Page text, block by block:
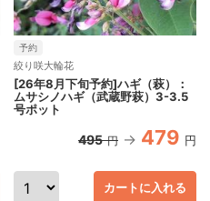
予約
絞り咲大輪花
[26年8月下旬予約]ハギ（萩）：
ムサシノハギ（武蔵野萩）3-3.5
号ポット
495 円 479 円
カートに入れる